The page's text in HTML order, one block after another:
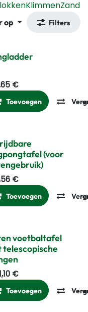
Klimmen
op Filters
Toevoegen aan
€
Toevoegen
Toevoegen aan
Bal
(voor
€
Toevoegen
Toevoegen aan
Bal
voetbaltafel
telescopische
€
Toevoegen